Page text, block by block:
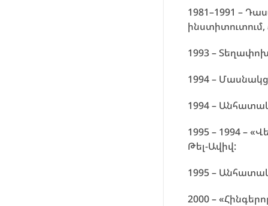
1981–1991 –
1993 –
1994 –
1994 –
1995 – 1994 –
Թել-Ավիվ:
1995 –
2000 –